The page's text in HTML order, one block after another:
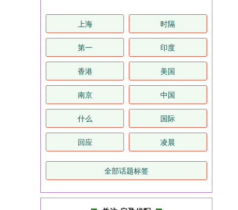
上海 时隔
第一 印度
香港 美国
南京 中国
什么 国际
回应 凌晨
全部话题标签